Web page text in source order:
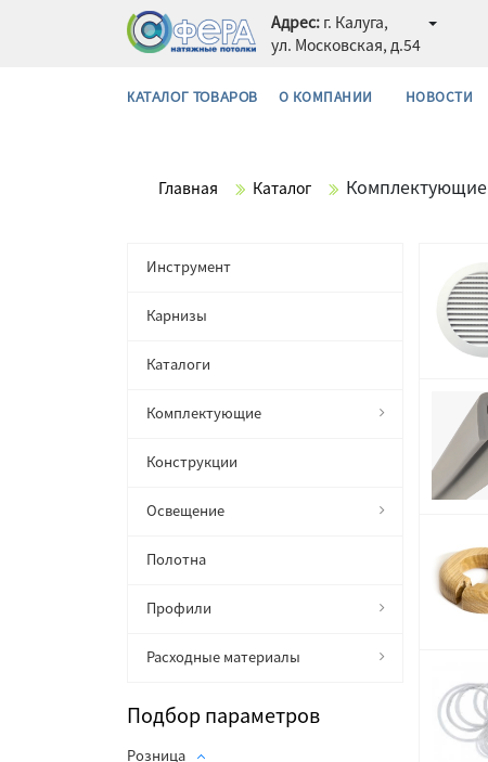
Адрес: г. Калуга,
ул. Московская, д.54
КАТАЛОГ ТОВАРОВ О КОМПАНИИ НОВОСТИ
Главная Каталог Комплектующие
Инструмент
Карнизы
Каталоги
Комплектующие
Конструкции
Освещение
Полотна
Профили
Расходные материалы
Подбор параметров
Розница